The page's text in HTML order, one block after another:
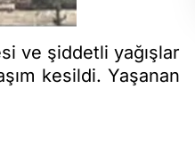
ve şiddetli yağışlar
kesildi. Yaşanan